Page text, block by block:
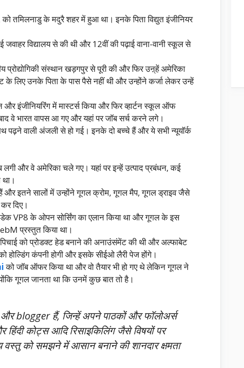
के मदुरै शहर में हुआ था। इनके पिता विद्युत इंजीनियर
विद्यालय से की थी और 12वीं की पढ़ाई वाना-वानी स्कूल से
प्रोद्योगिकी संस्थान खड़गपुर से पूरी की और फिर उऩ्हें अमेरिका
के लिए उनके पिता के पास पैसे नहीं थी और उन्होंने कर्जा लेकर उन्हें
इंजीनियरिंग में मास्टर्स किया और फिर व्हार्टन स्कूल ऑफ
वे भारत वापस आ गए और यहां पर जॉब सर्च करने लगे।
वाली अंजली से हो गई। इनके दो बच्चे हैं और ये सभी न्यूयॉर्क
और वे अमेरिका चले गए। यहां पर इन्हें उत्पाद प्रबंधन, कई
इतने सालों में उन्होंने गूगल क्रोम, गूगल मैप, गूगल ड्राइव जैसे
दिए।
VP8 के ओपन सोर्सिंग का एलान किया था और गूगल के इस
प्रस्तुत किया था।
को प्रोडक्ट हेड बनाने की अनाउंसंमेंट की थी और अल्फाबेट
कंपनी होगी और इसके सीईओ लैरी पेज होंगे।
को जॉब ऑफर किया था और वो तैयार भी हो गए थे लेकिन गूगल ने
गूगल जानता था कि उनमें कुछ बात तो है।
blogger हैं, जिन्हें अपने पाठकों और फॉलोअर्स
कोट्स आदि रिसाइकिलिंग जैसे विषयों पर
को समझने में आसान बनाने की शानदार क्षमता